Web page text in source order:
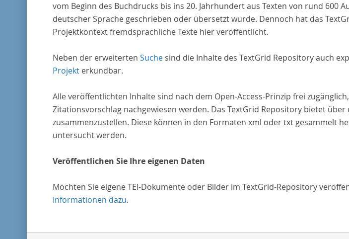
vom Beginn des Buchdrucks bis ins 20. Jahrhundert aus Texten von rund 600
deutscher Sprache geschrieben oder übersetzt wurde. Dennoch hat das
Projektkontext fremdsprachliche Texte hier veröffentlicht.
Neben der erweiterten Suchesind die Inhalte des TextGrid Repository auch
Projekterkundbar.
Alle veröffentlichten Inhalte sind nach dem Open-Access-Prinzip frei
Zitationsvorschlag nachgewiesen werden. Das TextGrid Repository bietet über
zusammenzustellen. Diese können in den Formaten xml oder txt gesammelt
untersucht werden.
Veröffentlichen Sie Ihre eigenen Daten
Möchten Sie eigene TEI-Dokumente oder Bilder im TextGrid-Repository
Informationen dazu.